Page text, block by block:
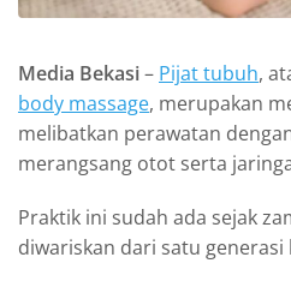
Media Bekasi– Pijat tubuh,
body massage, merupakan
melibatkan perawatan
merangsang otot serta
Praktik ini sudah ada sejak
diwariskan dari satu generasi